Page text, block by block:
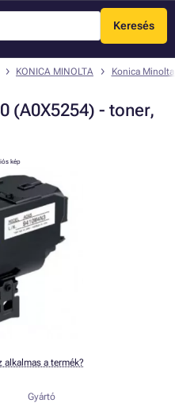
Keresés
Menü
KONICA MINOLTA Konica
(A0X5254) - toner,
kép
a termék?
Gyártó